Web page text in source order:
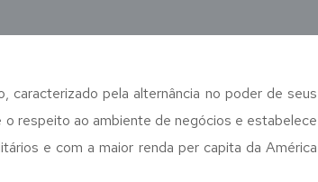
pela alternância no poder de seus
respeito ao ambiente de negócios e estabelece
e com a maior renda per capita da América